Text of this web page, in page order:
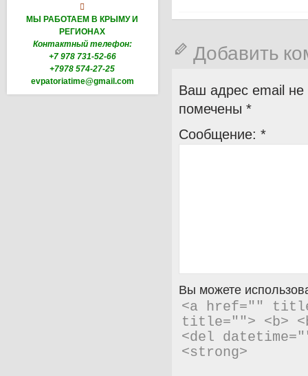

МЫ РАБОТАЕМ В КРЫМУ И
РЕГИОНАХ
Контактный телефон:
+7 978 731-52-66
+7978 574-27-25
evpatoriatime@gmail.com
Добавить
Ваш адрес email не
помечены *
Сообщение: *
Вы можете
<a href=""
title=""> <b>
<del
<strong>